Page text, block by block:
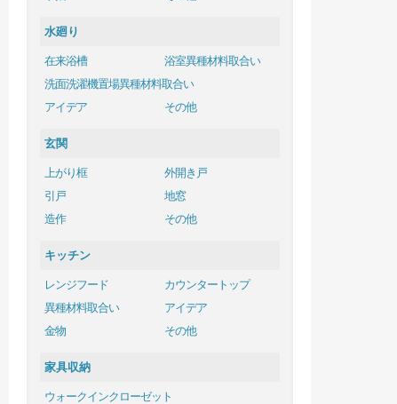
水廻り
在来浴槽
浴室異種材料取合い
洗面洗濯機置場異種材料取合い
アイデア
その他
玄関
上がり框
外開き戸
引戸
地窓
造作
その他
キッチン
レンジフード
カウンタートップ
異種材料取合い
アイデア
金物
その他
家具収納
ウォークインクローゼット